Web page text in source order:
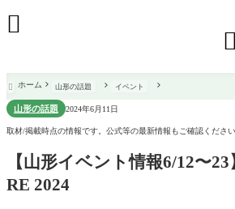


 ホーム 山形の話題 イベント
山形の話題 2024年6月11日
取材/掲載時点の情報です。公式等の最新情報もご確認ください
【山形イベント情報6/12〜
RE 2024